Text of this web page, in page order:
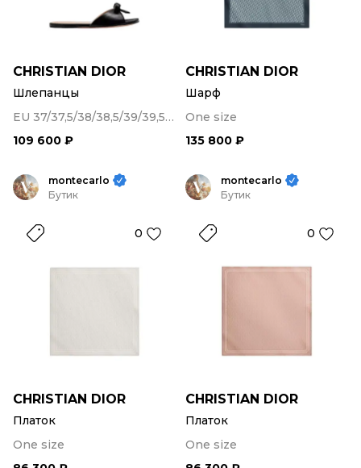
CHRISTIAN DIOR
Шлепанцы
EU 37/37,5/38/38,5/39/39,5/40
109 600 ₽
CHRISTIAN DIOR
Шарф
One size
135 800 ₽
montecarlo
Бутик
0
CHRISTIAN DIOR
Платок
One size
montecarlo
Бутик
0
CHRISTIAN DIOR
Платок
One size